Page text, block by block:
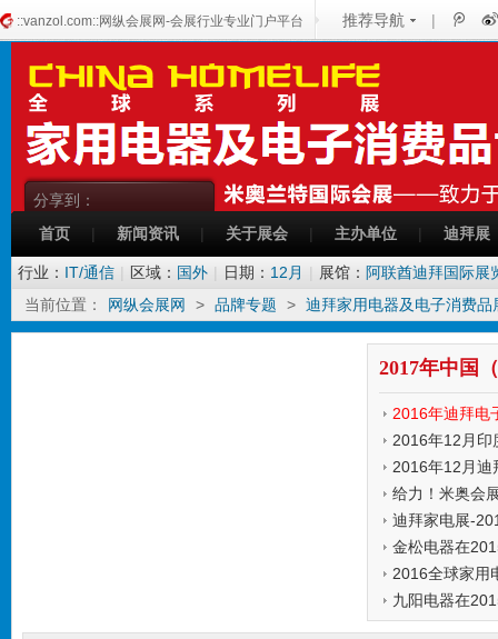
::vanzol.com::网纵会展网-会展行业专业门户平台 推荐导航 |
分享到：
首页
新闻资讯 关于展会 主办单位 迪拜展
行业： IT/通信 | 区域： 国外 | 日期： 12月 | 展馆： 阿联酋迪拜国际展
公司
当前位置： 网纵会展网 > 品牌专题 > 迪拜家用电器及电子消费品
发表时间
发表时间
2016年12月迪
发表时间
发表时间
迪拜家电展-
发表时间
金松电器在
发表时间
2016全球家用
发表时间